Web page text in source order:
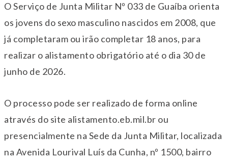
O Serviço de Junta Militar Nº 033 de Guaíba orienta
os jovens do sexo masculino nascidos em 2008, que
já completaram ou irão completar 18 anos, para
realizar o alistamento obrigatório até o dia 30 de
junho de 2026.
O processo pode ser realizado de forma online
através do site alistamento.eb.mil.br ou
presencialmente na Sede da Junta Militar, localizada
na Avenida Lourival Luís da Cunha, nº 1500, bairro